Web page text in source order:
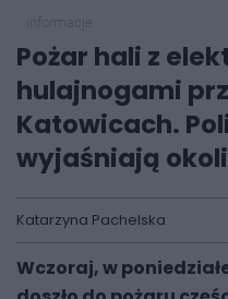
Pożar hali z
hulajnogami
Katowicach.
wyjaśniają
Katarzyna Pachelska
Wczoraj, w